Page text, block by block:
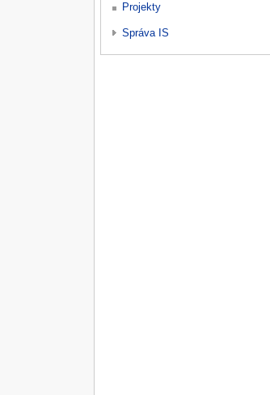
Projekty
Správa IS